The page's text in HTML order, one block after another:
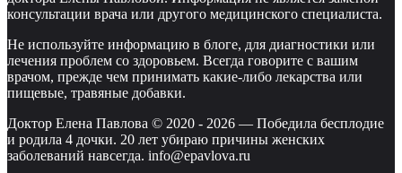
консультации врача или другого медицинского специалиста.
Не используйте информацию в блоге, для диагностики или
лечения проблем со здоровьем. Всегда говорите с вашим
врачом, прежде чем принимать какие-либо лекарства или
пищевые, травяные добавки.
Доктор Елена Павлова © 2020 - 2026 — Победила бесплодие
и родила 4 дочки. 20 лет убираю причины женских
заболеваний навсегда. info@epavlova.ru